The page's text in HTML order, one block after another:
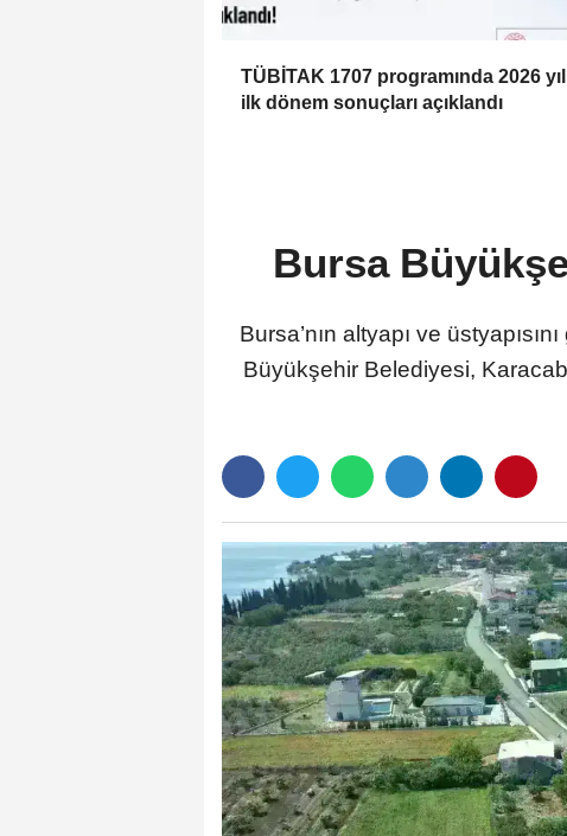
TÜBİTAK 1707 programında 2026
ilk dönem sonuçları açıklandı
Bursa
Bursa’nın altyapı ve
Büyükşehir Belediyesi,